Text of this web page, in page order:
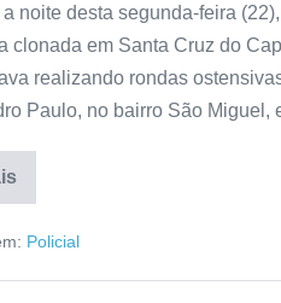
noite desta segunda-feira
clonada em Santa Cruz do
realizando rondas
Paulo, no bairro São Miguel,
Policial